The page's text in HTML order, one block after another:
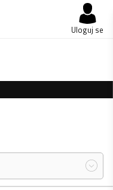
Uloguj se